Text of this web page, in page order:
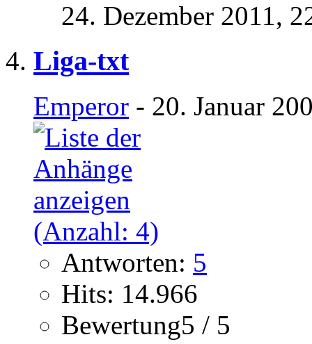
24. Dezember 2011,
Liga-txt
Emperor - 20. Januar
Antworten: 5
Hits: 14.966
Bewertung5 / 5